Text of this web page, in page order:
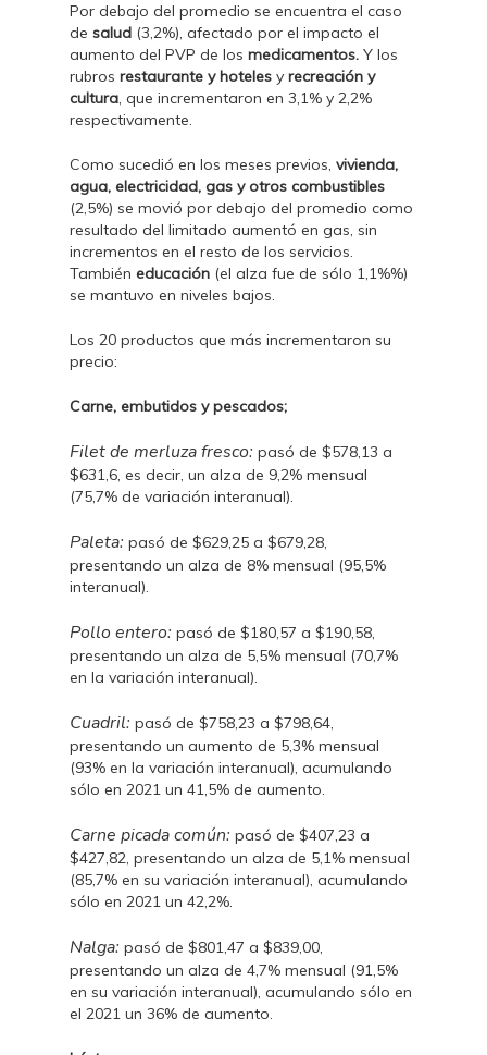
Por debajo del promedio se encuentra el caso
de salud (3,2%), afectado por el impacto el
aumento del PVP de los medicamentos. Y los
rubros restaurante y hoteles y recreación y
cultura, que incrementaron en 3,1% y 2,2%
respectivamente.
Como sucedió en los meses previos, vivienda,
agua, electricidad, gas y otros combustibles
(2,5%) se movió por debajo del promedio como
resultado del limitado aumentó en gas, sin
incrementos en el resto de los servicios.
También educación (el alza fue de sólo 1,1%%)
se mantuvo en niveles bajos.
Los 20 productos que más incrementaron su
precio:
Carne, embutidos y pescados;
Filet de merluza fresco: pasó de $578,13 a
$631,6, es decir, un alza de 9,2% mensual
(75,7% de variación interanual).
Paleta: pasó de $629,25 a $679,28,
presentando un alza de 8% mensual (95,5%
interanual).
Pollo entero: pasó de $180,57 a $190,58,
presentando un alza de 5,5% mensual (70,7%
en la variación interanual).
Cuadril: pasó de $758,23 a $798,64,
presentando un aumento de 5,3% mensual
(93% en la variación interanual), acumulando
sólo en 2021 un 41,5% de aumento.
Carne picada común: pasó de $407,23 a
$427,82, presentando un alza de 5,1% mensual
(85,7% en su variación interanual), acumulando
sólo en 2021 un 42,2%.
Nalga: pasó de $801,47 a $839,00,
presentando un alza de 4,7% mensual (91,5%
en su variación interanual), acumulando sólo en
el 2021 un 36% de aumento.